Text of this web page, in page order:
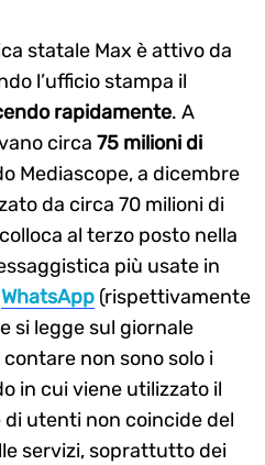
statale Max è attivo da
l’ufficio stampa il
rapidamente. A
circa 75 milioni di
Mediascope, a dicembre
da circa 70 milioni di
al terzo posto nella
più usate in
WhatsApp (rispettivamente
si legge sul giornale
contare non sono solo i
in cui viene utilizzato il
di utenti non coincide del
servizi, soprattutto dei